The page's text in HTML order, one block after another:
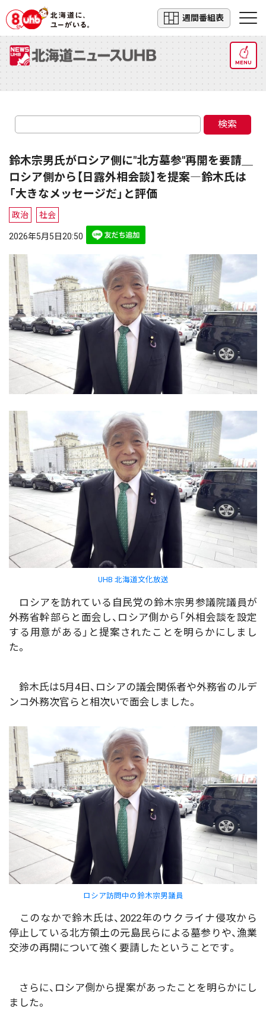
週間番組表
MENU
検索
鈴木宗男氏がロシア側に"北方墓参"再開を要請＿
ロシア側から【日露外相会談】を提案―鈴木氏は
「大きなメッセージだ」と評価
政治 社会
2026年5月5日20:50
UHB 北海道文化放送
ロシアを訪れている自民党の鈴木宗男参議院議員が
外務省幹部らと面会し、ロシア側から「外相会談を設定
する用意がある」と提案されたことを明らかにしまし
た。
鈴木氏は5月4日、ロシアの議会関係者や外務省のルデ
ンコ外務次官らと相次いで面会しました。
ロシア訪問中の鈴木宗男議員
このなかで鈴木氏は、2022年のウクライナ侵攻から
停止している北方領土の元島民らによる墓参りや、漁業
交渉の再開について強く要請したということです。
さらに、ロシア側から提案があったことを明らかにし
ました。